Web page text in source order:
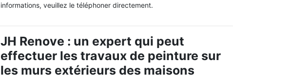
informations, veuillez le téléphoner directement.
JH Renove : un expert qui peut
effectuer les travaux de peinture sur
les murs extérieurs des maisons